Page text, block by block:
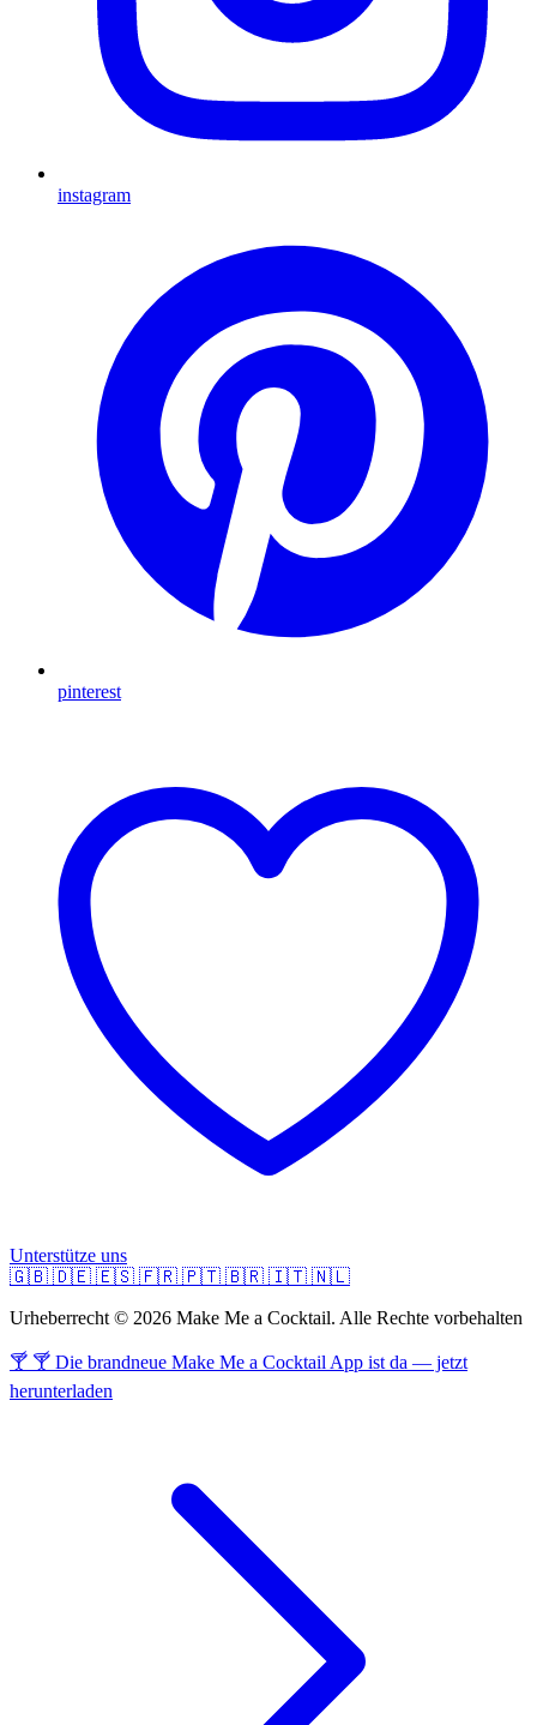
instagram
pinterest
Unterstütze uns
🇬🇧 🇩🇪 🇪🇸 🇫🇷 🇵🇹 🇧🇷 🇮🇹 🇳🇱
Urheberrecht © 2026 Make Me a Cocktail. Alle Rechte vorbehalten
🍸 🍸 Die brandneue Make Me a Cocktail App ist da — jetzt
herunterladen